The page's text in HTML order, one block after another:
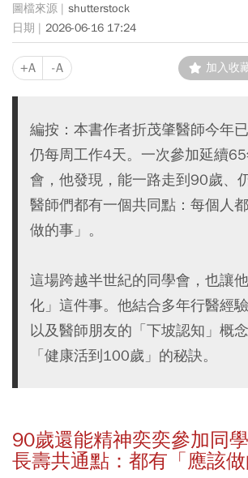
shutterstock
2026-06-16 17:24
+A -A 加入收
編按：本書作者折茂肇醫師今年
仍每周工作4天。一次參加延續
會，他發現，能一路走到90歲、
醫師們都有一個共同點：每個人
做的事」。
這場跨越半世紀的同學會，也讓
化」這件事。他結合多年行醫經
以及醫師朋友的「下坡認知」概
「健康活到100歲」的秘訣。
90歲還能精神奕奕參加同
長壽共通點：都有「應該做